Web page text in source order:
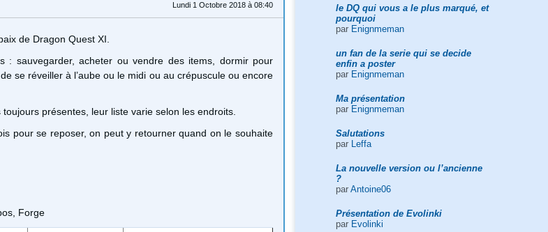
le DQ qui vous a le plus marqué, et
pourquoi
par Enignmeman
un fan de la serie qui se decide
enfin a poster
par Enignmeman
Ma présentation
par Enignmeman
Salutations
par
Leffa
La nouvelle version ou l’ancienne
?
par Antoine06
Présentation de Evolinki
par Evolinki
Lundi 1 Octobre 2018 à 08:40
de Dragon Quest XI.
: sauvegarder, acheter ou vendre des items, dormir pour
se réveiller à l’aube ou le midi ou au crépuscule ou encore
présentes, leur liste varie selon les endroits.
pour se reposer, on peut y retourner quand on le souhaite
Forge